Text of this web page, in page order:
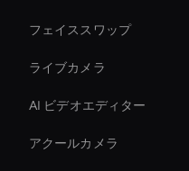
フェイススワップ
ライブカメラ
AI ビデオエディター
アクールカメラ